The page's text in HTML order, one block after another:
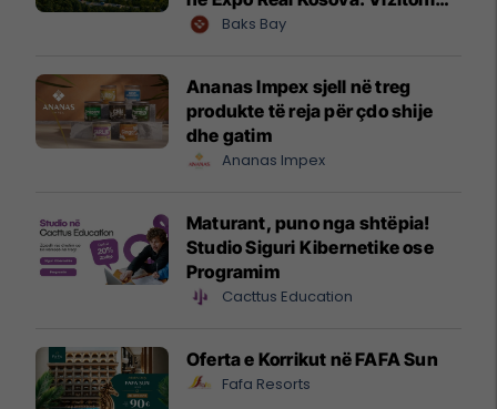
shtandin dhe zbuloni
Baks Bay
Ananas Impex sjell në treg
produkte të reja për çdo shije
dhe gatim
Ananas Impex
Maturant, puno nga shtëpia!
Studio Siguri Kibernetike ose
Programim
Cacttus Education
Oferta e Korrikut në FAFA Sun
Fafa Resorts